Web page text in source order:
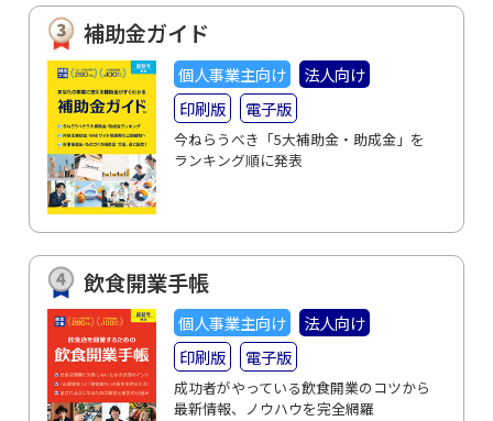
補助金ガイド
個人事業主向け
法人向け
印刷版
電子版
今ねらうべき「5大補助金・助成金」を
ランキング順に発表
飲食開業手帳
個人事業主向け
法人向け
印刷版
電子版
成功者がやっている飲食開業のコツから
最新情報、ノウハウを完全網羅